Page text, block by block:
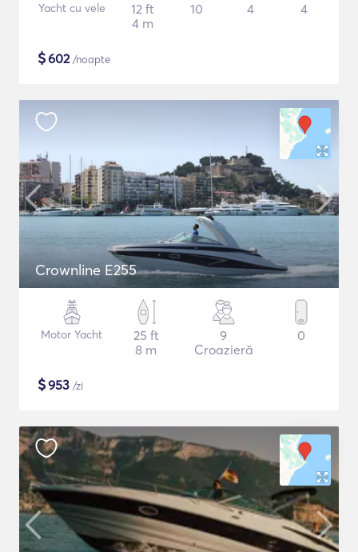
Yacht cu vele
12 ft
4 m
10 4 4
$602/noapte
Crownline E255
Motor Yacht
25 ft
8 m
9
Croazieră
0
$953 /zi